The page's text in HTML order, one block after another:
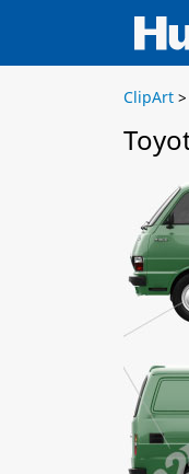
ClipArt >